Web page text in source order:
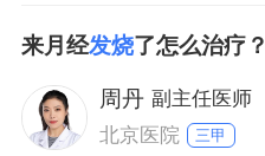
来月经发烧了怎么治疗？
周丹 副主任医师
北京医院
三甲